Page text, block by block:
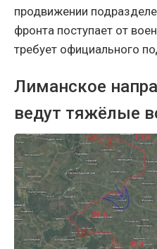
продвижении
фронта поступает от
требует официального
Лиманское
ведут тяжёлые